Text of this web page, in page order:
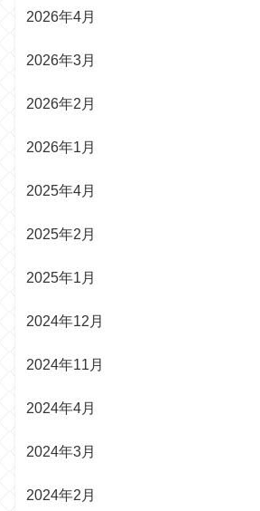
2026年4月
2026年3月
2026年2月
2026年1月
2025年4月
2025年2月
2025年1月
2024年12月
2024年11月
2024年4月
2024年3月
2024年2月